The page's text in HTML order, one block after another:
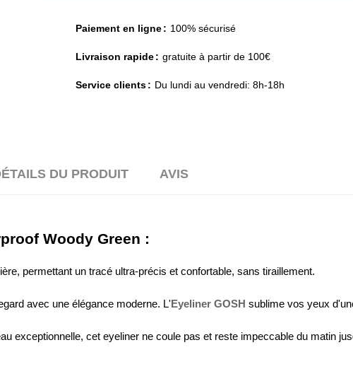
Paiement en ligne 100% sécurisé
Livraison rapide gratuite à partir de 100€
Service clients Du lundi au vendredi: 8h-18h
DU PRODUIT AVIS
Woody Green :
permettant un tracé ultra-précis et confortable, sans tiraillement.
avec une élégance moderne. L'Eyeliner GOSH sublime vos yeux
exceptionnelle, cet eyeliner ne coule pas et reste impeccable du matin